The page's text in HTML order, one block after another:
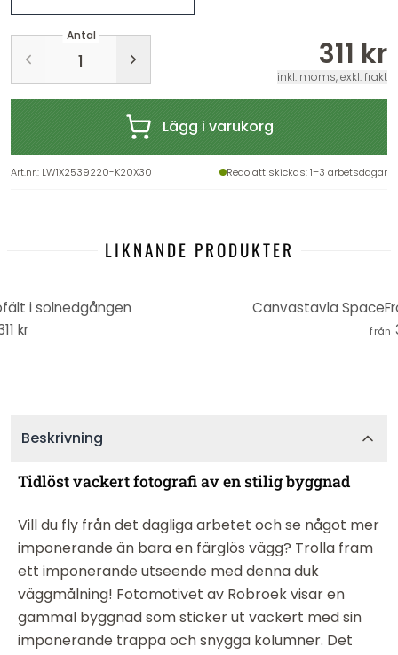
Antal
311 kr
inkl. moms, exkl. frakt
Lägg i varukorg
Art.nr.: LW1X2539220-K20X30 Redo att skickas: 1–3 arbetsdagar
LIKNANDE PRODUKTER
i solnedgången
kr
Canvastavla
från
Beskrivning
Tidlöst vackert fotografi av en stilig byggnad
Vill du fly från det dagliga arbetet och se något mer
imponerande än bara en färglös vägg? Trolla fram
ett imponerande utseende med denna duk
väggmålning! Fotomotivet av Robroek visar en
gammal byggnad som sticker ut vackert med sin
imponerande trappa och snygga kolumner. Det